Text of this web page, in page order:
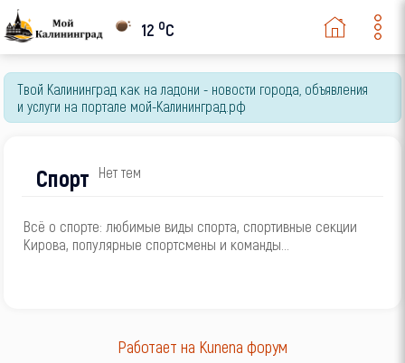
12 oC
Твой Калининград как на ладони - новости города, объявления
и услуги на портале мой-Калининград.рф
Спорт Нет тем
Всё о спорте: любимые виды спорта, спортивные секции
Кирова, популярные спортсмены и команды...
Работает на Kunena форум